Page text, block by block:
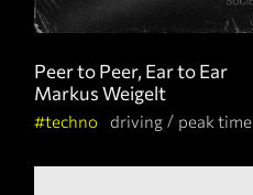
Peer to Peer, Ear to Ear
Markus Weigelt
techno driving peak time